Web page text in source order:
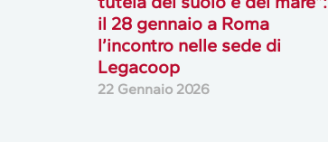
il 28 gennaio a Roma
l’incontro nelle sede di
Legacoop
22 Gennaio 2026